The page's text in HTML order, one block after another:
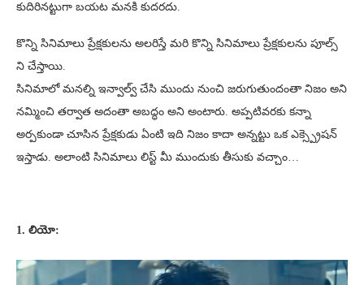
కుదిరినట్టుగా బయట మనకి కుదరదు.
కొన్ని సినిమాలు ప్రేక్షకులను అలరిస్తే మరి కొన్ని సినిమాలు ప్రేక్షకులను పూల్స్
ని చేస్తాయి.
సినిమాలో మనల్ని ఇన్వాల్వ్ చేసి ముందు నుంచి జరుగుతుందంతా నిజం అని
నమ్మించి తర్వాత అదంతా అబద్ధం అని అంటారు. అప్పటివరకు కన్నా
అర్పకుండా చూసిన ప్రేక్షకుడు ఏంటి ఇది నిజం కాదా అన్నట్టు ఒక ఎక్స్ప్రెషన్
ఇస్తాడు. అలాంటి సినిమాలు లిస్ట్ మీ ముందుకు తీసుకు వచ్చాం…
1. లియో: